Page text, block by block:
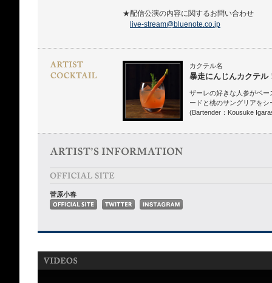
★配信公演の内容に関するお問い合わせ
live-stream@bluenote.co.jp
カクテル名
暴走にんじんカクテル
ザーレの好きな人参がベ
ードと桃のサングリアを
(Bartender：Kousuke
菅原小春